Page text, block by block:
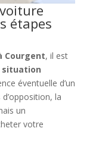
étapes
Courgent, il est
éventuelle d’un
d’opposition, la
un
votre